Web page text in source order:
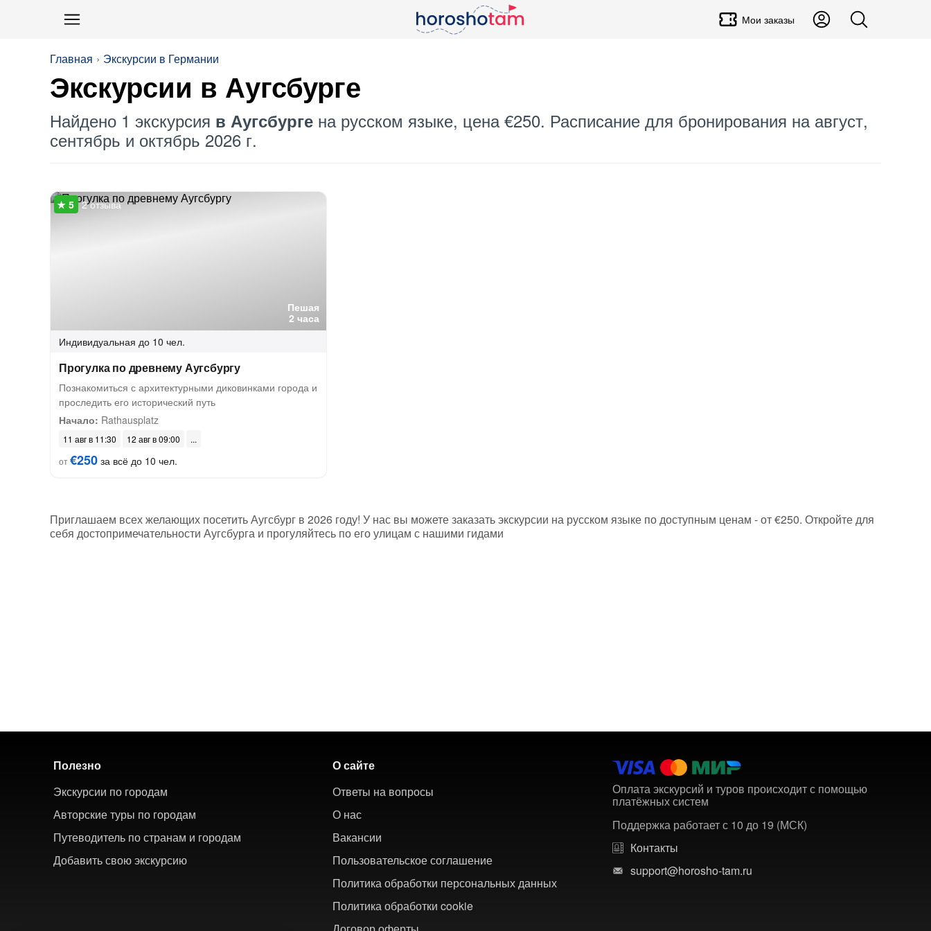
Мои заказы
Главная Экскурсии в Германии
Экскурсии в Аугсбурге
Найдено 1 экскурсия в Аугсбурге на русском языке, цена €250. Расписание для бронирования на август,
сентябрь и октябрь 2026 г.
Пешая
2 часа
2 отзыва
Индивидуальная до 10 чел.
Прогулка по древнему Аугсбургу
Познакомиться с архитектурными диковинками города и
проследить его исторический путь
Начало: Rathausplatz
11 авг в 11:30
12 авг в 09:00
от€250 за всё до 10 чел.
Приглашаем всех желающих посетить Аугсбург в 2026 году! У нас вы можете заказать экскурсии на русском языке по доступным ценам - от €250. Откройте для
себя достопримечательности Аугсбурга и прогуляйтесь по его улицам с нашими гидами
Полезно
Экскурсии по городам
Авторские туры по городам
Путеводитель по странам и городам
Добавить свою экскурсию
О сайте
Ответы на вопросы
О нас
Вакансии
Пользовательское соглашение
Политика обработки персональных данных
Политика обработки cookie
Оплата экскурсий и туров происходит с помощью
платёжных систем
Поддержка работает с 10 до 19 (МСК)
Контакты
support@horosho-tam.ru